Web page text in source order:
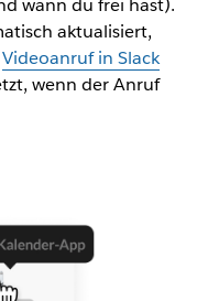
wann du frei hast).
aktualisiert,
Videoanruf in Slack
wenn der Anruf